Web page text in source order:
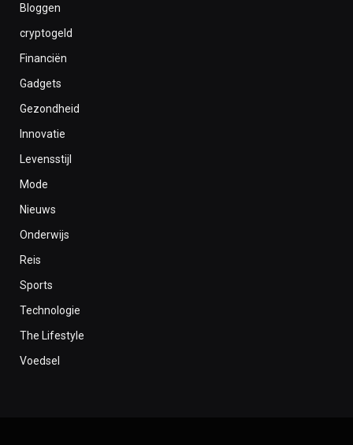
Bloggen
cryptogeld
Financiën
Gadgets
Gezondheid
Innovatie
Levensstijl
Mode
Nieuws
Onderwijs
Reis
Sports
Technologie
The Lifestyle
Voedsel